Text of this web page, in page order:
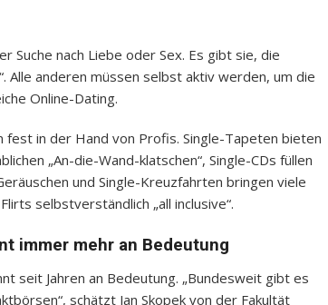
Suche nach Liebe oder Sex. Es gibt sie, die
Alle anderen müssen selbst aktiv werden, um die
Online-Dating.
in der Hand von Profis. Single-Tapeten bieten
„An-die-Wand-klatschen“, Single-CDs füllen
und Single-Kreuzfahrten bringen viele
selbstverständlich „all inclusive“.
immer mehr an Bedeutung
seit Jahren an Bedeutung. „Bundesweit gibt es
schätzt Jan Skopek von der Fakultät